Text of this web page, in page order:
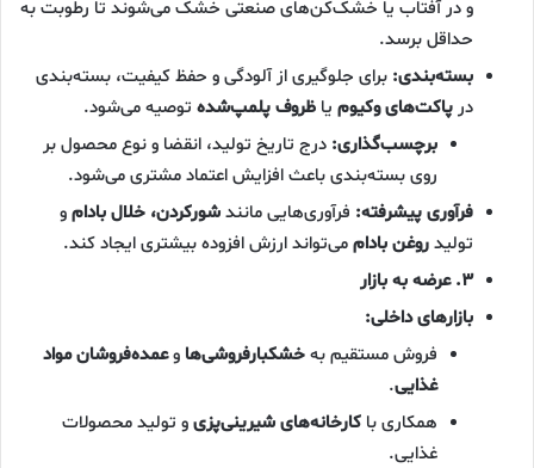
و در آفتاب یا خشک‌کن‌های صنعتی خشک می‌شوند تا رطوبت به
حداقل برسد.
بسته‌بندی: برای جلوگیری از آلودگی و حفظ کیفیت، بسته‌بندی
درپاکت‌های وکیوم یا ظروف پلمپ‌شده توصیه می‌شود.
برچسب‌گذاری: درج تاریخ تولید، انقضا و نوع محصول بر
روی بسته‌بندی باعث افزایش اعتماد مشتری می‌شود.
فرآوری پیشرفته: فرآوری‌هایی مانندشورکردن، خلال بادامو
تولیدروغن باداممی‌تواند ارزش افزوده بیشتری ایجاد کند.
۳. عرضه به بازار
بازارهای داخلی:
فروش مستقیم بهخشکبارفروشی‌ها وعمده‌فروشان مواد
غذایی.
همکاری با کارخانه‌های شیرینی‌پزیو تولید محصولات
غذایی.